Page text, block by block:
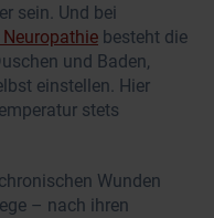
sein. Und bei
besteht die
und Baden,
einstellen. Hier
stets
Wunden
– nach ihren